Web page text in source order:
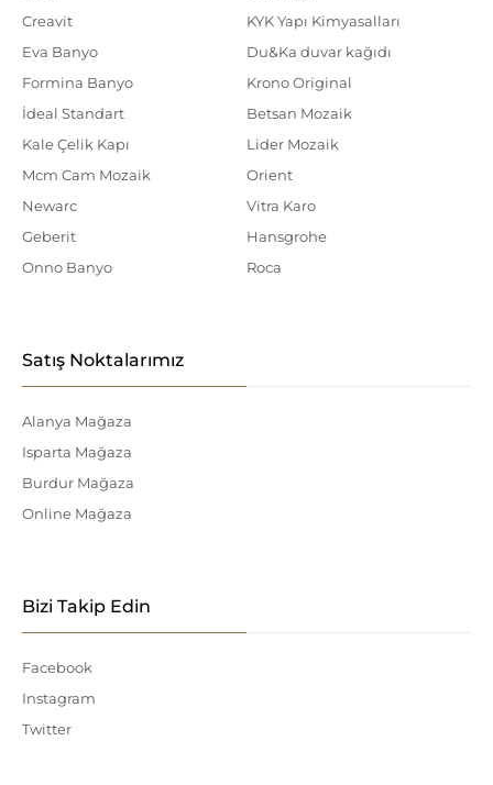
Creavit
Eva Banyo
Formina Banyo
İdeal Standart
Kale Çelik Kapı
Mcm Cam Mozaik
Newarc
Geberit
Onno Banyo
KYK Yapı Kimyasalları
Du&Ka duvar kağıdı
Krono Original
Betsan Mozaik
Lider Mozaik
Orient
Vitra Karo
Hansgrohe
Roca
Satış Noktalarımız
Alanya Mağaza
Isparta Mağaza
Burdur Mağaza
Online Mağaza
Bizi Takip Edin
Facebook
Instagram
Twitter